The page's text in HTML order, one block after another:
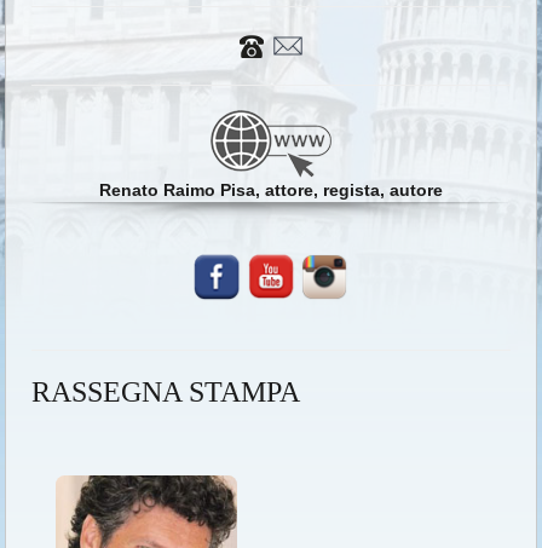
Renato Raimo Pisa, attore, regista, autore
RASSEGNA STAMPA